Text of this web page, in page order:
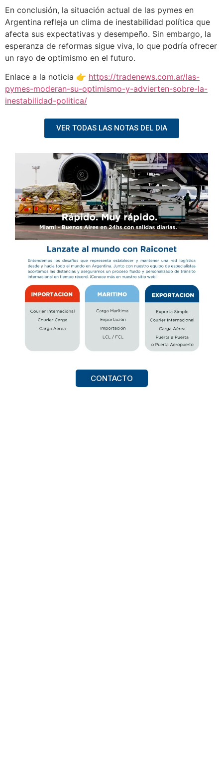
En conclusión, la situación actual de las pymes en
Argentina refleja un clima de inestabilidad política que
afecta sus expectativas y desempeño. Sin embargo, la
esperanza de reformas sigue viva, lo que podría ofrecer
un rayo de optimismo en el futuro.
Enlace a la noticia 👉 https://tradenews.com.ar/las-
pymes-moderan-su-optimismo-y-advierten-sobre-la-
inestabilidad-politica/
VER TODAS LAS NOTAS DEL DIA
CONTACTO